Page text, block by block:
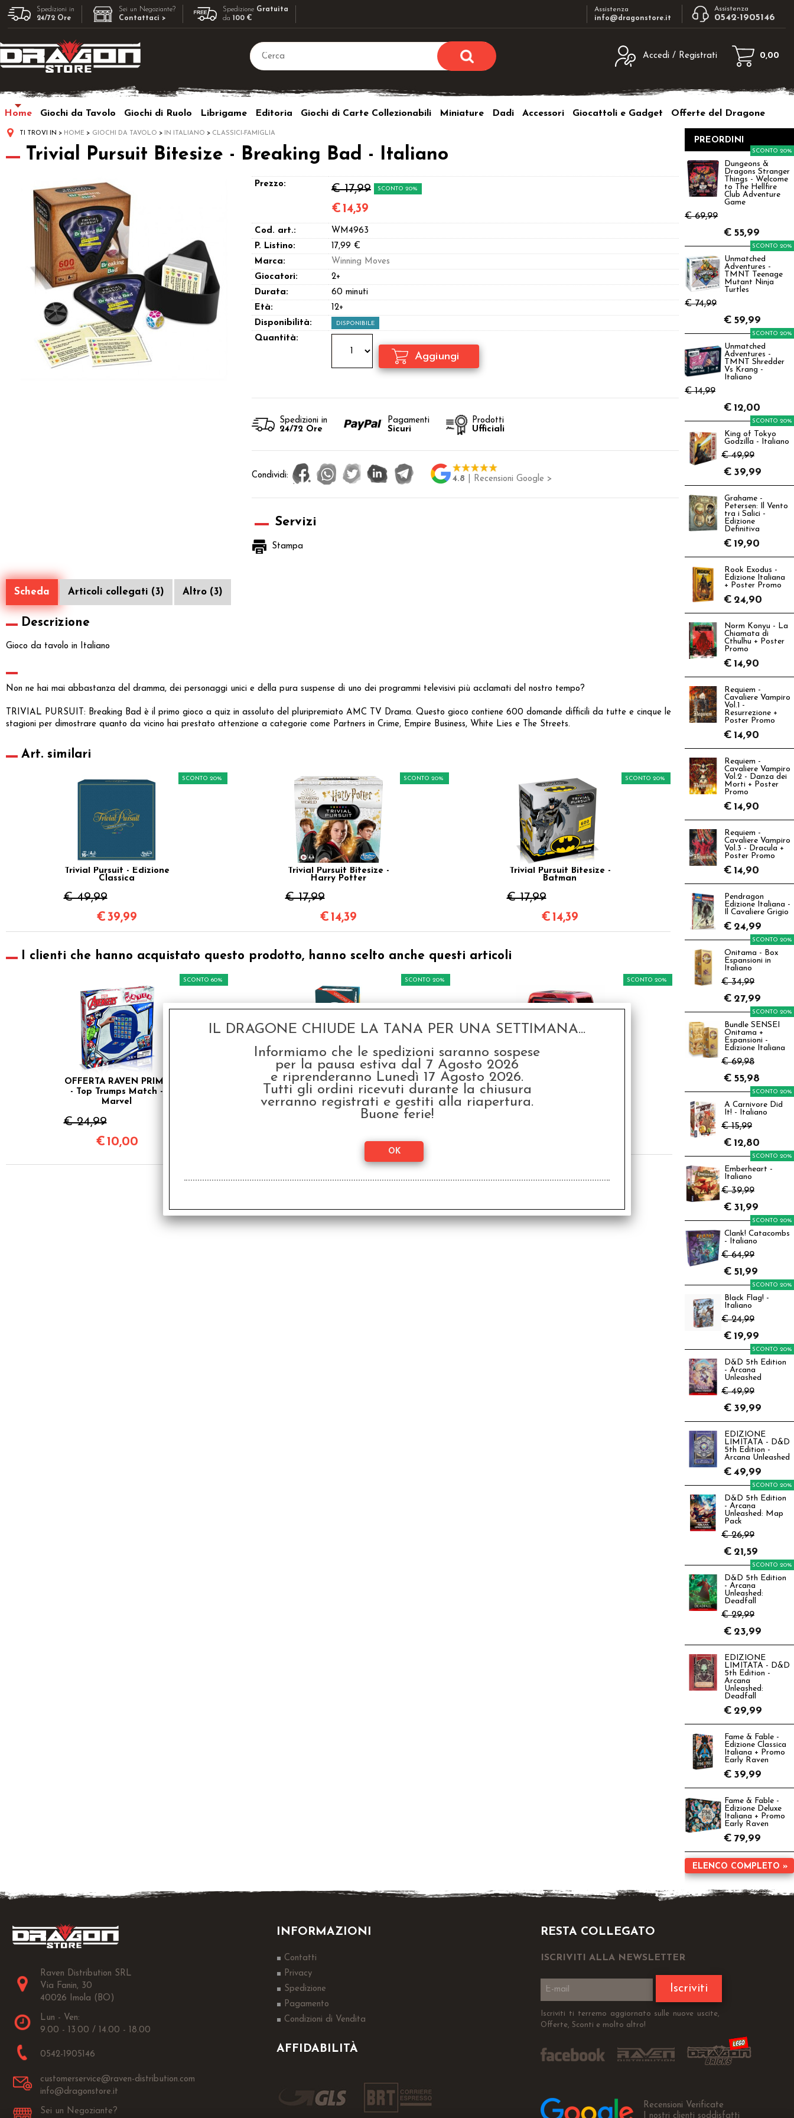
Spedizioni in
24/72 Ore
Sei un Negoziante?
Contattaci >
Spedizione Gratuita
da100 €
Assistenza
info@dragonstore.it
Assistenza
0542-1905146
Accedi / Registrati
utente e la password e poi clicca sul
Password:
sito clicca sul pulsante "Registrati"
0,00
Home Giochi da Tavolo Giochi di Ruolo Librigame Editoria Giochi di Carte Collezionabili Miniature Dadi Accessori Giocattoli e Gadget Offerte del Dragone
TI TROVI IN HOME GIOCHI DA TAVOLO IN ITALIANO CLASSICI-FAMIGLIA
Trivial Pursuit Bitesize - Breaking Bad - Italiano
Prezzo: € 17,99 SCONTO 20%
€ 14,39
Cod. art.:
WM4963
P. Listino:
17,99 €
Marca:
Winning Moves
Giocatori:
2+
Durata:
60 minuti
Età:
12+
Disponibilità:
DISPONIBILE
Quantità:
Spedizioni in
24/72 Ore
Pagamenti
Sicuri
Prodotti
Ufficiali
Condividi: 4.8 | Recensioni Google >
Servizi
Stampa
Scheda Articoli collegati (3) Altro (3)
Descrizione
Gioco da tavolo in Italiano
Non ne hai mai abbastanza del dramma, dei personaggi unici e della pura suspense di uno dei programmi televisivi più acclamati del nostro tempo?
TRIVIAL PURSUIT: Breaking Bad è il primo gioco a quiz in assoluto del pluripremiato AMC TV Drama. Questo gioco contiene 600 domande difficili da tutte e cinque le
stagioni per dimostrare quanto da vicino hai prestato attenzione a categorie come Partners in Crime, Empire Business, White Lies e The Streets.
Art. similari
Trivial Pursuit - Edizione
Classica
€ 49,99
SCONTO 20%
€39,99
Trivial Pursuit Bitesize -
Harry Potter
€ 17,99
SCONTO 20%
€ 14,39
Trivial Pursuit Bitesize -
Batman
€ 17,99
SCONTO 20%
€ 14,39
I clienti che hanno acquistato questo prodotto, hanno scelto anche questi articoli
OFFERTA RAVEN PRIME
- Top Trumps Match -
Marvel
€ 24,99
SCONTO 60%
€ 10,00
Coco Rido - Versione 2.0
Italiana
SCONTO 20%
Top Trumps Quiz -
SCONTO 20%
PREORDINI
Dungeons &
Dragons Stranger
Things - Welcome
to The Hellfire
Club Adventure
Game
€ 69,99
SCONTO 20%
€ 55,99
Unmatched
Adventures -
TMNT Teenage
Mutant Ninja
Turtles
€ 74,99
SCONTO 20%
€ 59,99
Unmatched
Adventures -
TMNT Shredder
Vs Krang -
Italiano
€ 14,99
SCONTO 20%
€ 12,00
King of Tokyo
Godzilla - Italiano
€ 49,99
SCONTO 20%
€ 39,99
Grahame -
Petersen: Il Vento
tra i Salici -
Edizione
Definitiva
€ 19,90
Rook Exodus -
Edizione Italiana
+ Poster Promo
€ 24,90
Norm Konyu - La
Chiamata di
Cthulhu + Poster
Promo
€ 14,90
Requiem -
Cavaliere Vampiro
Vol.1 -
Resurrezione +
Poster Promo
€ 14,90
Requiem -
Cavaliere Vampiro
Vol.2 - Danza dei
Morti + Poster
Promo
€ 14,90
Requiem -
Cavaliere Vampiro
Vol.3 - Dracula +
Poster Promo
€ 14,90
Pendragon
Edizione Italiana -
Il Cavaliere Grigio
€ 24,99
Onitama - Box
Espansioni in
Italiano
€ 34,99
SCONTO 20%
€ 27,99
Bundle SENSEI
Onitama +
Espansioni -
Edizione Italiana
€ 69,98
SCONTO 20%
€ 55,98
A Carnivore Did
It! - Italiano
€ 15,99
SCONTO 20%
€ 12,80
Emberheart -
Italiano
€ 39,99
SCONTO 20%
€ 31,99
Clank! Catacombs
- Italiano
€ 64,99
SCONTO 20%
€ 51,99
Black Flag! -
Italiano
€ 24,99
SCONTO 20%
€ 19,99
D&D 5th Edition
- Arcana
Unleashed
€ 49,99
SCONTO 20%
€ 39,99
EDIZIONE
LIMITATA - D&D
5th Edition -
Arcana Unleashed
€ 49,99
D&D 5th Edition
- Arcana
Unleashed: Map
Pack
€ 26,99
SCONTO 20%
€ 21,59
D&D 5th Edition
- Arcana
Unleashed:
Deadfall
€ 29,99
SCONTO 20%
€ 23,99
EDIZIONE
LIMITATA - D&D
5th Edition -
Arcana
Unleashed:
Deadfall
€ 29,99
Fame & Fable -
Edizione Classica
Italiana + Promo
Early Raven
€ 39,99
Fame & Fable -
Edizione Deluxe
Italiana + Promo
Early Raven
€ 79,99
ELENCO COMPLETO »
Raven Distribution SRL
Via Fanin, 30
40026 Imola (BO)
Lun - Ven:
9.00 - 13.00 / 14.00 - 18.00
0542-1905146
customerservice@raven-distribution.com
info@dragonstore.it
Sei un Negoziante?
INFORMAZIONI
Contatti
Privacy
Spedizione
Pagamento
Condizioni di Vendita
AFFIDABILITÀ
RESTA COLLEGATO
ISCRIVITI ALLA NEWSLETTER
Iscriviti
Iscriviti ti terremo aggiornato sulle nuove uscite,
Offerte, Sconti e molto altro!
Recensioni Verificate
I nostri clienti soddisfatti
IL DRAGONE CHIUDE LA TANA PER UNA SETTIMANA...
Informiamo che le spedizioni saranno sospese
per la pausa estiva dal 7 Agosto 2026
e riprenderanno Lunedì 17 Agosto 2026.
Tutti gli ordini ricevuti durante la chiusura
verranno registrati e gestiti alla riapertura.
Buone ferie!